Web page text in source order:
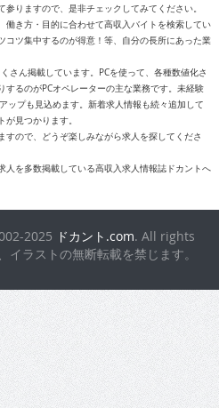
りますので、是非チェックしてみてください。
働き方・目的に合わせて高収入バイトを検索してい
コツ集中するのが得意！等、自分の長所にあった業
さん掲載しています。PCを使って、各種数値化さ
るのがPCオペレーターの主な業務です。未経験
ップも見込めます。新着求人情報も続々追加して
見つかります。
ので、どうぞ楽しみながら求人を探してくださ
人を多数掲載している高収入求人情報誌ドカントへ
2025 ドカント.com. All rights
ラストの無断転載を禁じます。